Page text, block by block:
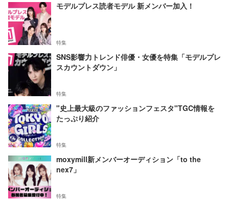
モデルプレス読者モデル 新メンバー加入！
特集
SNS影響力トレンド俳優・女優を特集「モデルプレ
スカウントダウン」
特集
"史上最大級のファッションフェスタ"TGC情報を
たっぷり紹介
特集
moxymill新メンバーオーディション「to the
nex7」
特集